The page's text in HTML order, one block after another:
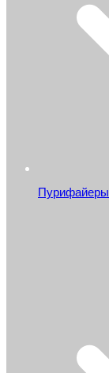
Пурифайеры